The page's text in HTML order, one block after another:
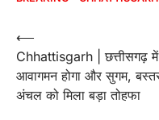
Post
navigation
⟵
Chhattisgarh | छत्तीसगढ़ में
आवागमन होगा और सुगम,
अंचल को मिला बड़ा तोहफा